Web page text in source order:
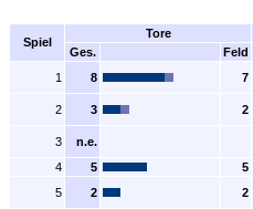
Spiel
Tore
Ges. Feld
1
8 7
2 3 2
3
n.e.
4
5
5
5
2 2